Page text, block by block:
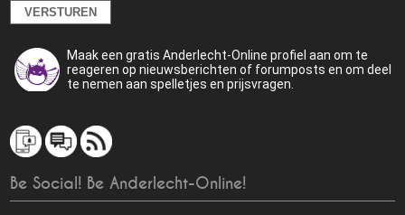
Maak een gratis Anderlecht-Online profiel aan om te
reageren op nieuwsberichten of forumposts en om deel
te nemen aan spelletjes en prijsvragen.
Be Social! Be Anderlecht-Online!